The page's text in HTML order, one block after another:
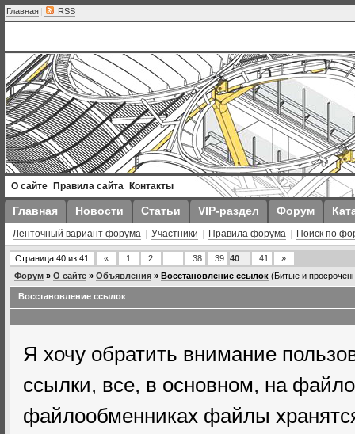
Главная | RSS
О сайте Правила сайта Контакты
Главная Новости Статьи VIP-раздел Форум
Ленточный вариант форума Участники Правила форума Поиск по
Страница 40 из 41 « 1 2 38 39 40 41
»
Форум » О сайте » Объявления » Восстановление ссылок (Битые и
Восстановление ссылок
Я хочу обратить внимание
ссылки, все, в основном, на
файлообменниках файлы